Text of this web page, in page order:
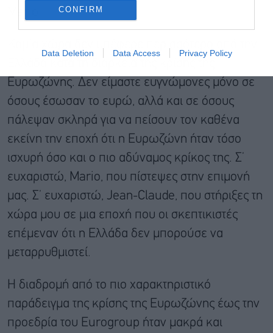
CONFIRM
Data Deletion Data Access Privacy Policy
Ευρωζώνης. Δεν είμαστε ευγνώμονες μόνο σε
όσους έσωσαν το ευρώ, αλλά και σε όσους
πάλεψαν σκληρά για να πείσουν τον καθένα
εκείνη την εποχή ότι η Ευρωζώνη ήταν τόσο
ισχυρή όσο και ο πιο αδύναμος κρίκος της. Σ’
ευχαριστώ, Mario, που πίστεψες στην επιμονή
μας. Σ’ ευχαριστώ, Jean-Claude, που στήριξες τη
χώρα μου σε μια εποχή που οι σκεπτικιστές
επέμεναν ότι η Ελλάδα δεν μπορούσε να
μεταρρυθμιστεί.
Η διαδρομή από το πιο χαρακτηριστικό
παράδειγμα της κρίσης της Ευρωζώνης έως την
προεδρία του Eurogroup ήταν μακρά και